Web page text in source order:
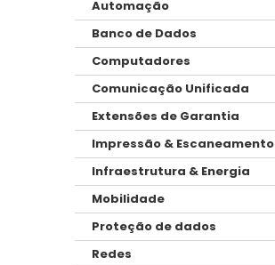
Automação
Banco de Dados
Computadores
Comunicação Unificada
Extensões de Garantia
Impressão & Escaneamento
Infraestrutura & Energia
Mobilidade
Proteção de dados
Redes